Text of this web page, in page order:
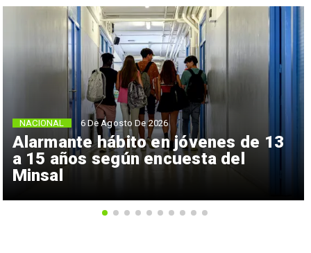
Alarmante hábito en jóvenes de 13
a 15 años según encuesta del
Minsal
NACIONAL 6 De Agosto De 2026